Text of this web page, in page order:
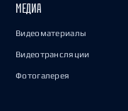
МЕДИА
Видеоматериалы
Видеотрансляции
Фотогалерея